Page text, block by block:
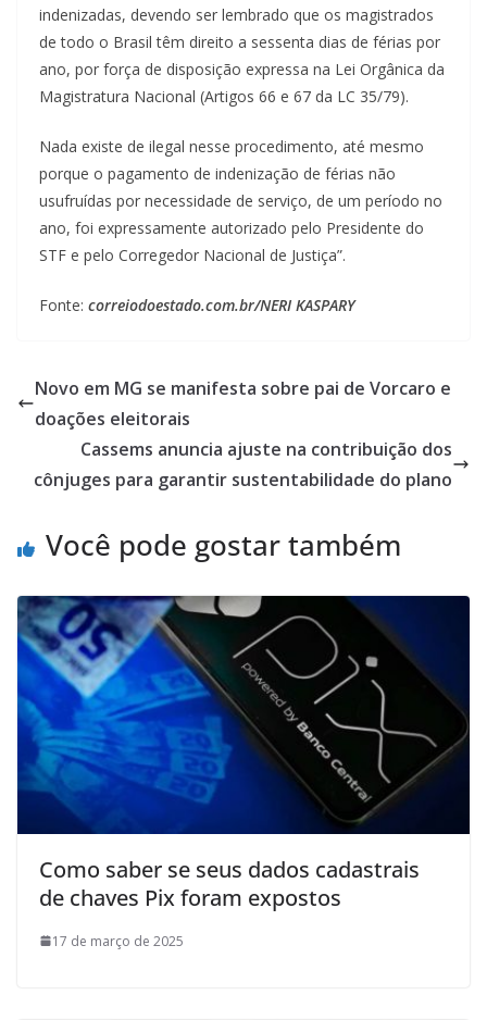
indenizadas, devendo ser lembrado que os magistrados
de todo o Brasil têm direito a sessenta dias de férias por
ano, por força de disposição expressa na Lei Orgânica da
Magistratura Nacional (Artigos 66 e 67 da LC 35/79).
Nada existe de ilegal nesse procedimento, até mesmo
porque o pagamento de indenização de férias não
usufruídas por necessidade de serviço, de um período no
ano, foi expressamente autorizado pelo Presidente do
STF e pelo Corregedor Nacional de Justiça”.
Fonte: correiodoestado.com.br/NERI KASPARY
Novo em MG se manifesta sobre pai de Vorcaro e
doações eleitorais
Cassems anuncia ajuste na contribuição dos
cônjuges para garantir sustentabilidade do plano
Você pode gostar também
Como saber se seus dados cadastrais
de chaves Pix foram expostos
17 de março de 2025